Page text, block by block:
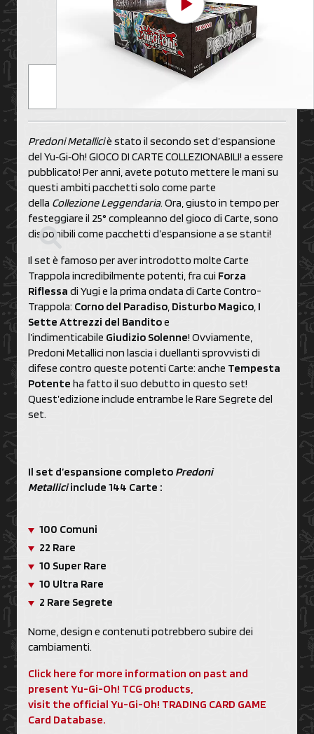
Play Video
Predoni Metalliciè stato il secondo set d’espansione
del Yu‑Gi‑Oh! GIOCO DI CARTE COLLEZIONABILI! a essere
pubblicato! Per anni, avete potuto mettere le mani su
questi ambiti pacchetti solo come parte
della Collezione Leggendaria. Ora, giusto in tempo per
festeggiare il 25° compleanno del gioco di Carte, sono
disponibili come pacchetti d’espansione a se stanti!
Il set è famoso per aver introdotto molte Carte
Trappola incredibilmente potenti, fra cui Forza
Riflessa di Yugi e la prima ondata di Carte Contro-
Trappola: Corno del Paradiso, Disturbo Magico, I
Sette Attrezzi del Banditoe
l’indimenticabile Giudizio Solenne! Ovviamente,
Predoni Metallici non lascia i duellanti sprovvisti di
difese contro queste potenti Carte: anche Tempesta
Potente ha fatto il suo debutto in questo set!
Quest’edizione include entrambe le Rare Segrete del
set.
Il set d’espansione completo Predoni
Metalliciinclude 144 Carte :
100 Comuni
22 Rare
10 Super Rare
10 Ultra Rare
2 Rare Segrete
Nome, design e contenuti potrebbero subire dei
cambiamenti.
Click here for more information on past and
present Yu-Gi-Oh! TCG products,
visit the official Yu-Gi-Oh! TRADING CARD GAME
Card Database.